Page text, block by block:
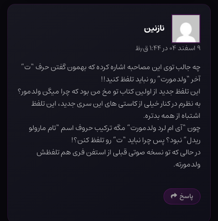
نازنین
۹ اسفند ۰۴ در ۱:۴۴ ق٫ظ
چه جالب توی این مصاحبه اشاره کرده که بهمون گفتن حرف “ت”
آخر “ولدمورت” رو نباید تلفظ کنید!!
این تلفظ جدید از اولین کتاب تو مخ من بود که چرا میگن ولدمور؟
به نظرم در کنار خیلی از کاستی های این سری جدید، این تلفظ
اشتباه از همه بدتره.
چون “آی ام لرد ولدمورت” مگه ترکیب حروف اسم “تام مارولو
ریدل” نبود؟ پس چرا نباید “ت” رو تلفظ کنن؟!
در حالی که تو نسخه صوتی قبلی از استفن فری هم تلفظش
ولدمورته.
پاسخ